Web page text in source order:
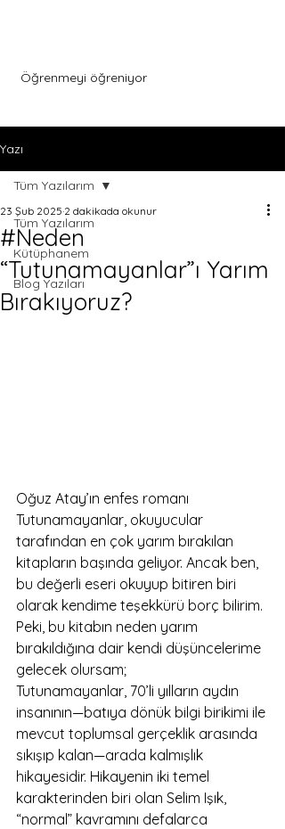
Öğrenmeyi öğreniyor
Yazı
Tüm Yazılarım
Kütüphanem
Blog Yazıları
Tüm Yazılarım
#Neden
“Tutunamayanlar”ı Yarım
Bırakıyoruz?
23 Şub 2025 2 dakikada okunur
Oğuz Atay’ın enfes romanı
Tutunamayanlar, okuyucular
tarafından en çok yarım bırakılan
kitapların başında geliyor. Ancak ben,
bu değerli eseri okuyup bitiren biri
olarak kendime teşekkürü borç bilirim.
Peki, bu kitabın neden yarım
bırakıldığına dair kendi düşüncelerime
gelecek olursam;
Tutunamayanlar, 70’li yılların aydın
insanının—batıya dönük bilgi birikimi ile
mevcut toplumsal gerçeklik arasında
sıkışıp kalan—arada kalmışlık
hikayesidir. Hikayenin iki temel
karakterinden biri olan Selim Işık,
“normal” kavramını defalarca